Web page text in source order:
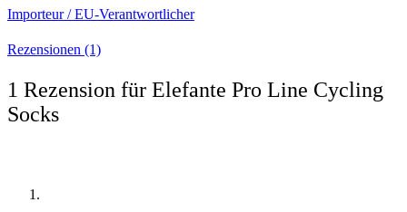
Importeur / EU-Verantwortlicher
Rezensionen (1)
1 Rezension für Elefante Pro Line Cycling
Socks